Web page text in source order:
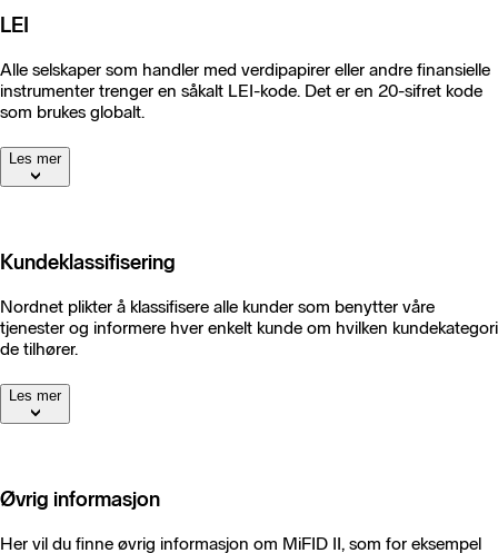
LEI
Alle selskaper som handler med verdipapirer eller andre finansielle
instrumenter trenger en såkalt LEI-kode. Det er en 20-sifret kode
som brukes globalt.
Les mer
Kundeklassifisering
Nordnet plikter å klassifisere alle kunder som benytter våre
tjenester og informere hver enkelt kunde om hvilken kundekategori
de tilhører.
Les mer
Øvrig informasjon
Her vil du finne øvrig informasjon om MiFID II, som for eksempel